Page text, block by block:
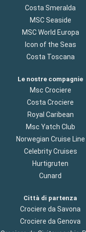
Costa Smeralda
MSC Seaside
MSC World Europa
Icon of the Seas
Costa Toscana
Le nostre compagnie
Msc Crociere
Costa Crociere
Royal Caribean
Msc Yatch Club
Norwegian Cruise Line
Celebrity Cruises
Hurtigruten
Cunard
Città di partenza
Crociere da Savona
Crociere da Genova